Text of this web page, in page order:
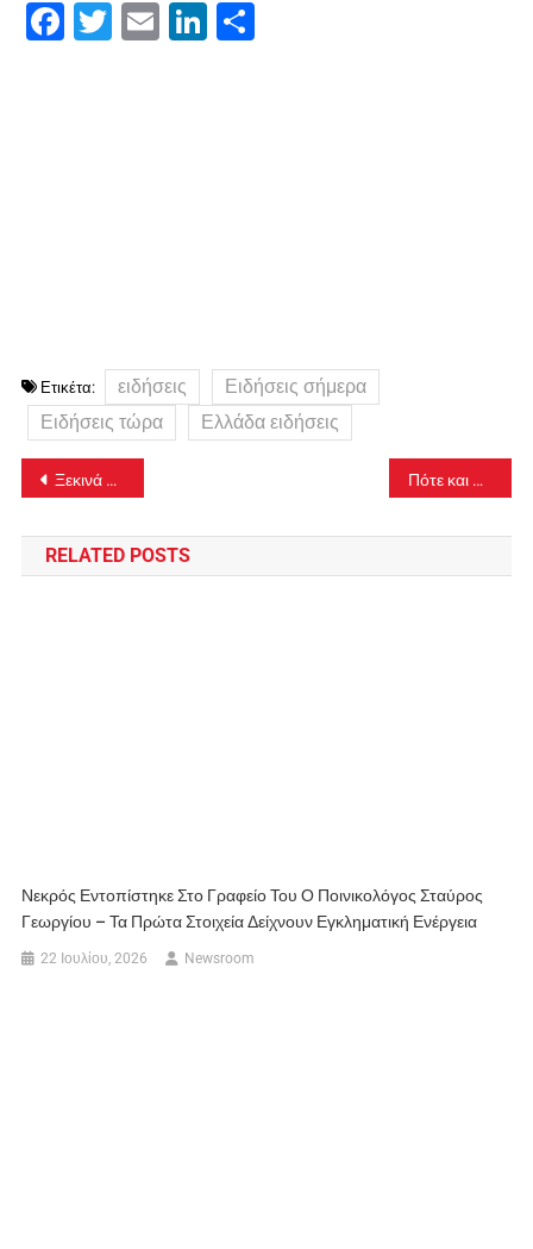
Facebook
Twitter Email LinkedIn
Ετικέτα: ειδήσεις
Ειδήσεις σήμερα
Ειδήσεις τώρα
Ελλάδα ειδήσεις
Πλοήγηση
άρθρων
Ξεκινά η υποβολή αιτήσεων για εισαγωγή στα δημόσια ΙΕΚ Τουρισμού Πότε και πού θα γίνει η κηδεία της δημοσιογράφου
RELATED POSTS
Νεκρός Εντοπίστηκε Στο Γραφείο Του Ο Ποινικολόγος Σταύρος
Γεωργίου – Τα Πρώτα Στοιχεία Δείχνουν Εγκληματική Ενέργεια
22 Ιουλίου, 2026 Newsroom